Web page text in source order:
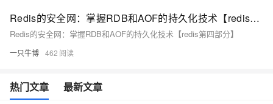
Redis的安全网：掌握RDB和AOF的持久化技术【redis第四部分】
Redis的安全网：掌握RDB和AOF的持久化技术【redis第四部分】
一只牛博 462
热门文章 最新文章